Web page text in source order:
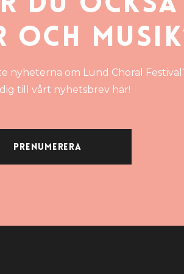
nyheterna om Lund Choral
till vårt nyhetsbrev här!
Prenumerera